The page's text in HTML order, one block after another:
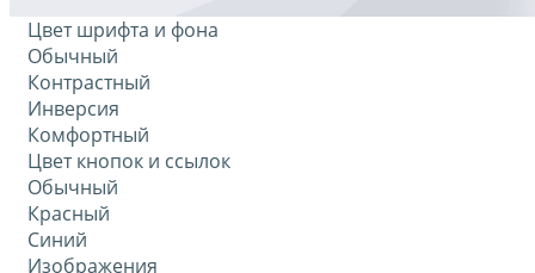
Цвет шрифта и фона
Обычный
Контрастный
Инверсия
Комфортный
Цвет кнопок и ссылок
Обычный
Красный
Синий
Изображения